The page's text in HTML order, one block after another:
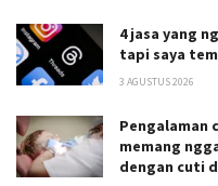
4 jasa yang
tapi saya
3 AGUSTUS 2026
memang
dengan cuti